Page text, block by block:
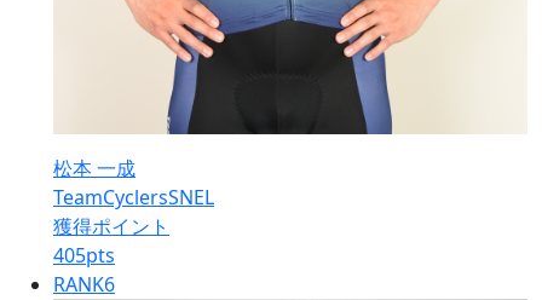
松本 一成
TeamCyclersSNEL
獲得ポイント
405pts
RANK6